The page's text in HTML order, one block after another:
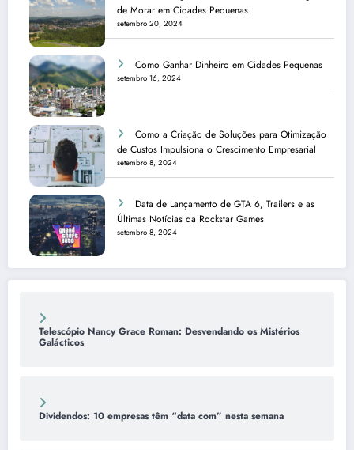
de Morar em Cidades Pequenas
setembro 20, 2024
Como Ganhar Dinheiro em Cidades Pequenas
setembro 16, 2024
Como a Criação de Soluções para Otimização
de Custos Impulsiona o Crescimento Empresarial
setembro 8, 2024
Data de Lançamento de GTA 6, Trailers e as
Últimas Notícias da Rockstar Games
setembro 8, 2024
Telescópio Nancy Grace Roman: Desvendando os Mistérios
Galácticos
Dividendos: 10 empresas têm “data com” nesta semana